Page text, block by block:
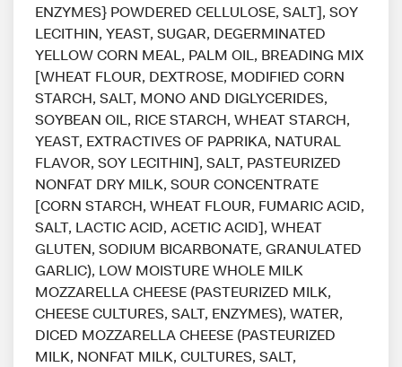
ENZYMES} POWDERED CELLULOSE, SALT], SOY
LECITHIN, YEAST, SUGAR, DEGERMINATED
YELLOW CORN MEAL, PALM OIL, BREADING MIX
[WHEAT FLOUR, DEXTROSE, MODIFIED CORN
STARCH, SALT, MONO AND DIGLYCERIDES,
SOYBEAN OIL, RICE STARCH, WHEAT STARCH,
YEAST, EXTRACTIVES OF PAPRIKA, NATURAL
FLAVOR, SOY LECITHIN], SALT, PASTEURIZED
NONFAT DRY MILK, SOUR CONCENTRATE
[CORN STARCH, WHEAT FLOUR, FUMARIC ACID,
SALT, LACTIC ACID, ACETIC ACID], WHEAT
GLUTEN, SODIUM BICARBONATE, GRANULATED
GARLIC), LOW MOISTURE WHOLE MILK
MOZZARELLA CHEESE (PASTEURIZED MILK,
CHEESE CULTURES, SALT, ENZYMES), WATER,
DICED MOZZARELLA CHEESE (PASTEURIZED
MILK, NONFAT MILK, CULTURES, SALT,